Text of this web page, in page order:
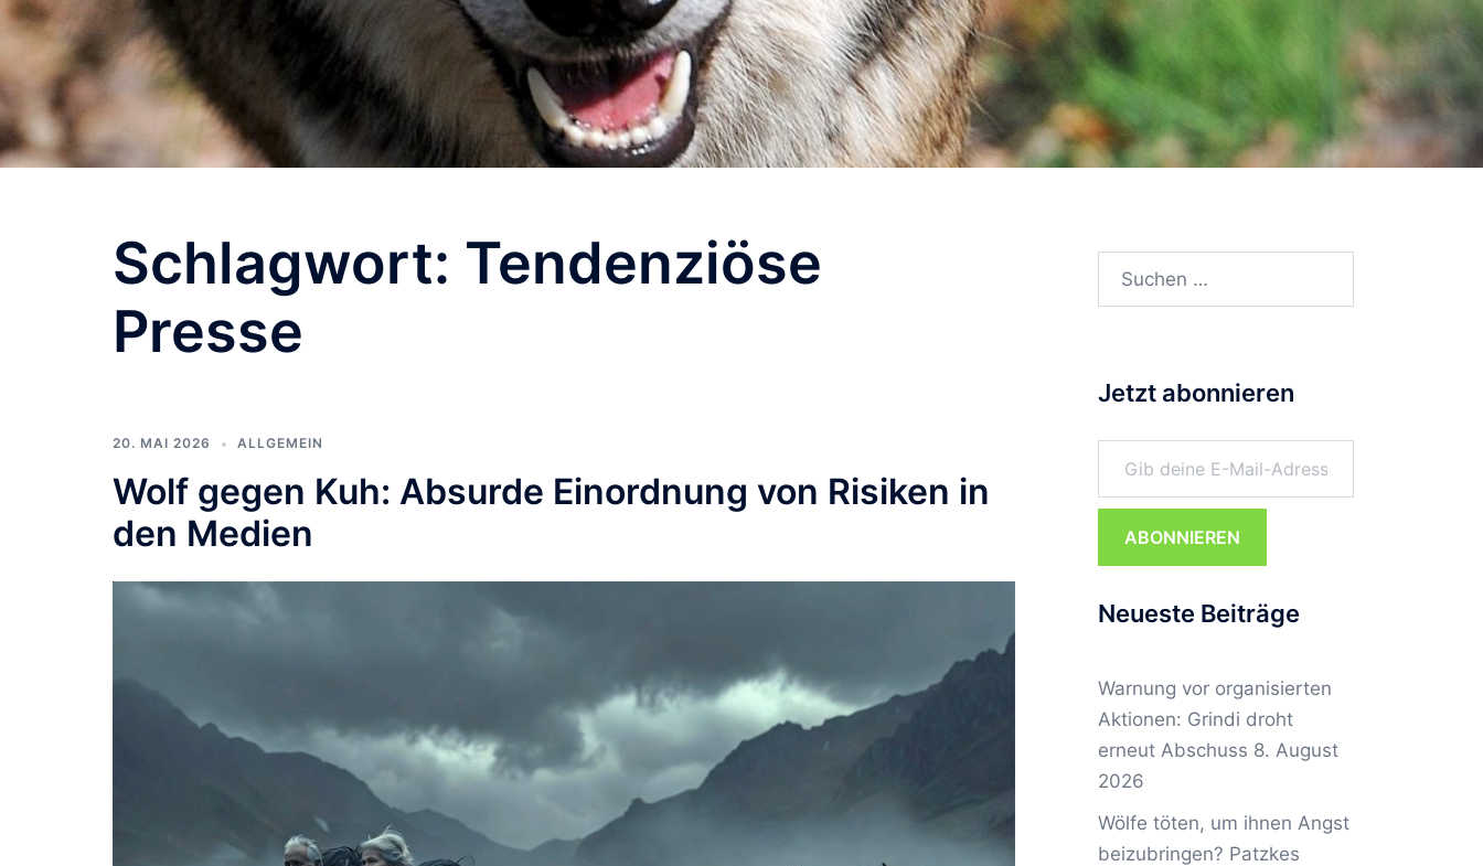
Schlagwort: Tendenziöse
Presse
20. MAI 2026 ALLGEMEIN
Wolf gegen Kuh: Absurde Einordnung von Risiken in
den Medien
Suchen
Jetzt abonnieren
Gib deine E-Mail-Adresse ein ...
ABONNIEREN
Neueste Beiträge
Warnung vor organisierten
Aktionen: Grindi droht
erneut Abschuss 8. August
2026
Wölfe töten, um ihnen Angst
beizubringen? Patzkes